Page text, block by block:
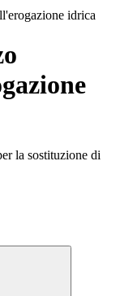
idrica
la sostituzione di